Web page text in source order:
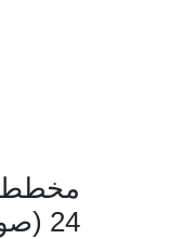
مخطط
24 (صورة)